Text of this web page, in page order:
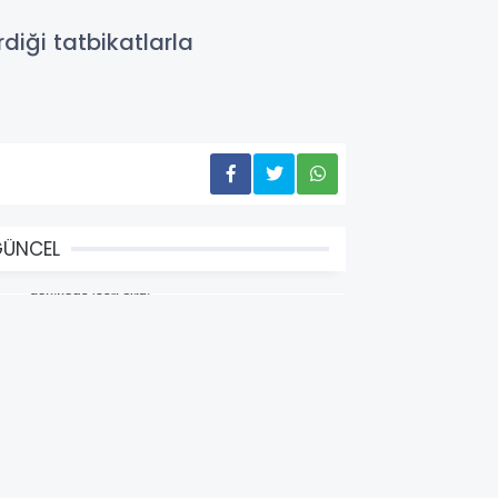
tatbikatlarla